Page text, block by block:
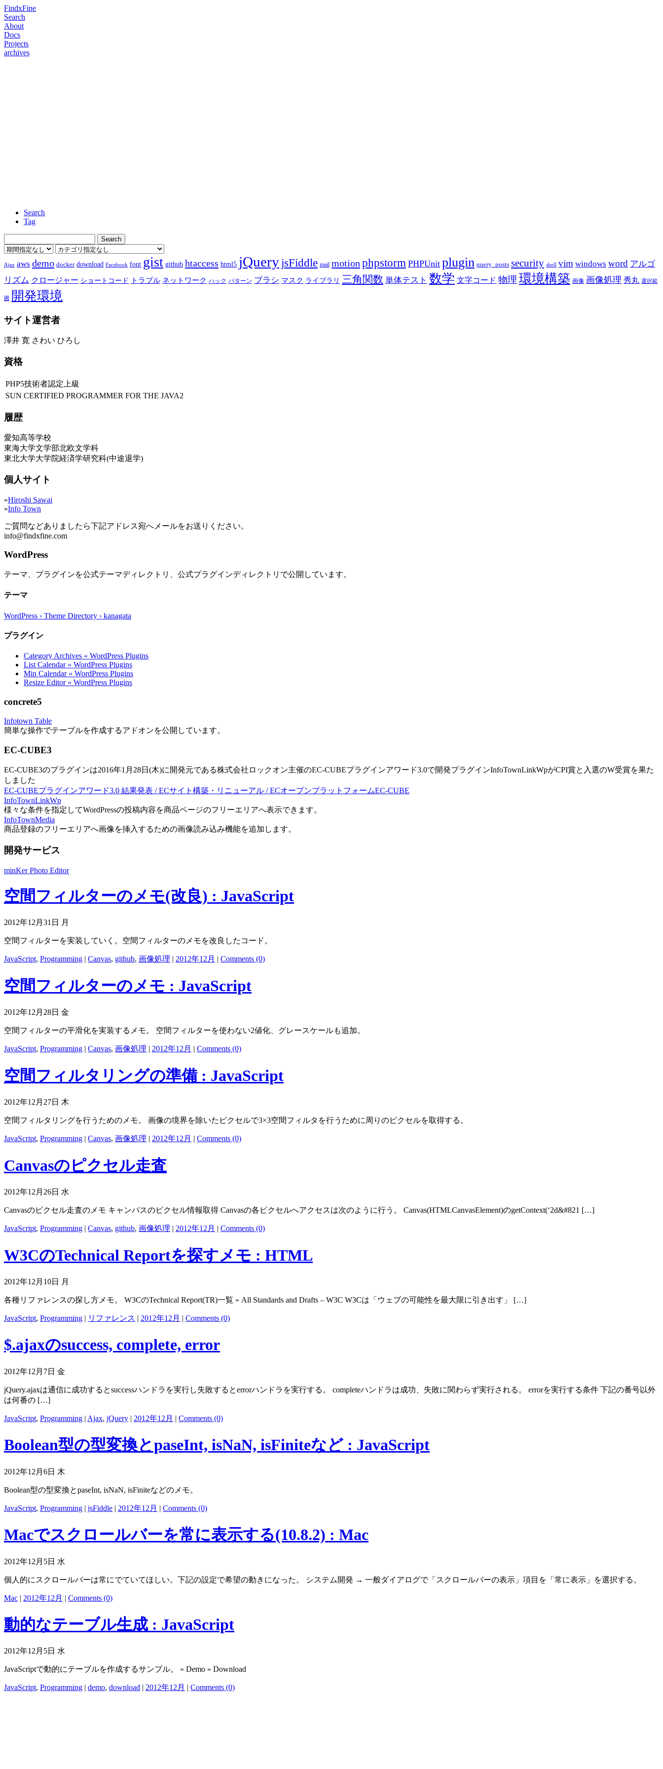
FindxFine
Search
About
Docs
Projects
archives
Search
Tag
Ajax aws demo docker download Facebook font gist github htaccess html5 jQuery jsFiddle mail motion phpstorm PHPUnit plugin query_posts security shell vim windows word アルゴ
リズム クロージャー ショートコード トラブル ネットワーク ハック パターン ブラシ マスク ライブラリ 三角関数 単体テスト 数学 文字コード 物理 環境構築 画像 画像処理 秀丸 選択範
囲 開発環境
サイト運営者
澤井 寛 さわい ひろし
資格
PHP5技術者認定上級
SUN CERTIFIED PROGRAMMER FOR THE JAVA2
履歴
愛知高等学校
東海大学文学部北欧文学科
東北大学大学院経済学研究科(中途退学)
個人サイト
»Hiroshi Sawai
»Info Town
ご質問などありましたら下記アドレス宛へメールをお送りください。
info@findxfine.com
WordPress
テーマ、プラグインを公式テーマディレクトリ、公式プラグインディレクトリで公開しています。
テーマ
WordPress › Theme Directory › kanagata
プラグイン
Category Archives « WordPress Plugins
List Calendar « WordPress Plugins
Min Calendar « WordPress Plugins
Resize Editor « WordPress Plugins
concrete5
Infotown Table
簡単な操作でテーブルを作成するアドオンを公開しています。
EC-CUBE3
EC-CUBE3のプラグインは2016年1月28日(木)に開発元である株式会社ロックオン主催のEC-CUBEプラグインアワード3.0で開発プラグインInfoTownLinkWpがCPI賞と入選のW受賞を果た
しました
EC-CUBEプラグインアワード3.0 結果発表 / ECサイト構築・リニューアル / ECオープンプラットフォームEC-CUBE
InfoTownLinkWp
様々な条件を指定してWordPressの投稿内容を商品ページのフリーエリアへ表示できます。
InfoTownMedia
商品登録のフリーエリアへ画像を挿入するための画像読み込み機能を追加します。
開発サービス
minKer Photo Editor
空間フィルターのメモ(改良) : JavaScript
2012年12月31日 月
空間フィルターを実装していく。空間フィルターのメモを改良したコード。
JavaScript, Programming | Canvas, github, 画像処理 | 2012年12月 | Comments (0)
空間フィルターのメモ : JavaScript
2012年12月28日 金
空間フィルターの平滑化を実装するメモ。 空間フィルターを使わない2値化、グレースケールも追加。
JavaScript, Programming | Canvas, 画像処理 | 2012年12月 | Comments (0)
空間フィルタリングの準備 : JavaScript
2012年12月27日 木
空間フィルタリングを行うためのメモ。 画像の境界を除いたピクセルで3×3空間フィルタを行うために周りのピクセルを取得する。
JavaScript, Programming | Canvas, 画像処理 | 2012年12月 | Comments (0)
Canvasのピクセル走査
2012年12月26日 水
Canvasのピクセル走査のメモ キャンパスのピクセル情報取得 Canvasの各ピクセルへアクセスは次のように行う。 Canvas(HTMLCanvasElement)のgetContext(‘2d&#821 […]
JavaScript, Programming | Canvas, github, 画像処理 | 2012年12月 | Comments (0)
W3CのTechnical Reportを探すメモ : HTML
2012年12月10日 月
各種リファレンスの探し方メモ。 W3CのTechnical Report(TR)一覧 » All Standards and Drafts – W3C W3Cは「ウェブの可能性を最大限に引き出す」 […]
JavaScript, Programming | リファレンス | 2012年12月 | Comments (0)
$.ajaxのsuccess, complete, error
2012年12月7日 金
jQuery.ajaxは通信に成功するとsuccessハンドラを実行し失敗するとerrorハンドラを実行する。 completeハンドラは成功、失敗に関わらず実行される。 errorを実行する条件 下記の番号以外
は何番の […]
JavaScript, Programming | Ajax, jQuery | 2012年12月 | Comments (0)
Boolean型の型変換とpaseInt, isNaN, isFiniteなど : JavaScript
2012年12月6日 木
Boolean型の型変換とpaseInt, isNaN, isFiniteなどのメモ。
JavaScript, Programming | jsFiddle | 2012年12月 | Comments (0)
Macでスクロールバーを常に表示する(10.8.2) : Mac
2012年12月5日 水
個人的にスクロールバーは常にでていてほしい。下記の設定で希望の動きになった。 システム開発 → 一般ダイアログで「スクロールバーの表示」項目を「常に表示」を選択する。
Mac | 2012年12月 | Comments (0)
動的なテーブル生成 : JavaScript
2012年12月5日 水
JavaScriptで動的にテーブルを作成するサンプル。 » Demo » Download
JavaScript, Programming | demo, download | 2012年12月 | Comments (0)